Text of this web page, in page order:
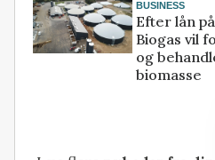
BUSINESS
Efter lån
Biogas vil
og
biomasse